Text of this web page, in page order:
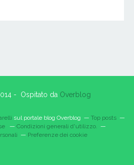
- Ospitato da Overblog
sul portale blog Overblog
Top posts
Condizioni generali d'utilizzo.
Preferenze dei cookie